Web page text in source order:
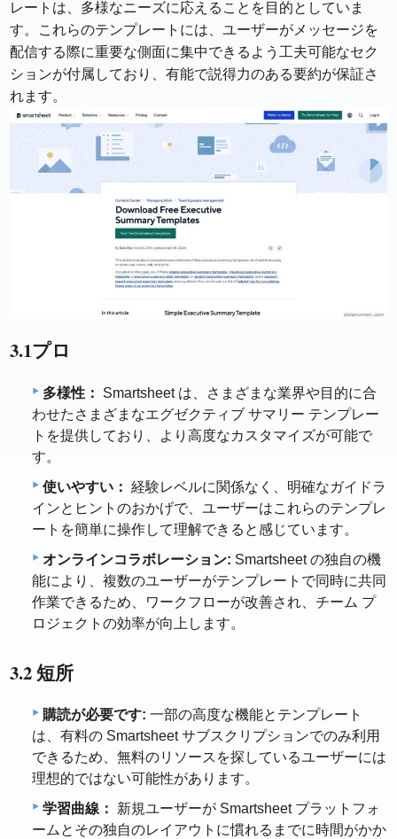
レートは、多様なニーズに応えることを目的としていま
す。これらのテンプレートには、ユーザーがメッセージを
配信する際に重要な側面に集中できるよう工夫可能なセク
ションが付属しており、有能で説得力のある要約が保証さ
れます。
3.1プロ
多様性： Smartsheet は、さまざまな業界や目的に合
わせたさまざまなエグゼクティブ サマリー テンプレー
トを提供しており、より高度なカスタマイズが可能で
す。
使いやすい： 経験レベルに関係なく、明確なガイドラ
インとヒントのおかげで、ユーザーはこれらのテンプレ
ートを簡単に操作して理解できると感じています。
オンラインコラボレーション: Smartsheet の独自の機
能により、複数のユーザーがテンプレートで同時に共同
作業できるため、ワークフローが改善され、チーム プ
ロジェクトの効率が向上します。
3.2 短所
購読が必要です: 一部の高度な機能とテンプレート
は、有料の Smartsheet サブスクリプションでのみ利用
できるため、無料のリソースを探しているユーザーには
理想的ではない可能性があります。
学習曲線： 新規ユーザーが Smartsheet プラットフォ
ームとその独自のレイアウトに慣れるまでに時間がかか